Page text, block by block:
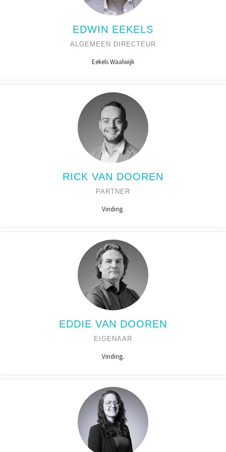
EDWIN EEKELS
ALGEMEEN DIRECTEUR
Eekels Waalwijk
RICK VAN DOOREN
PARTNER
Vinding.
EDDIE VAN DOOREN
EIGENAAR
Vinding.